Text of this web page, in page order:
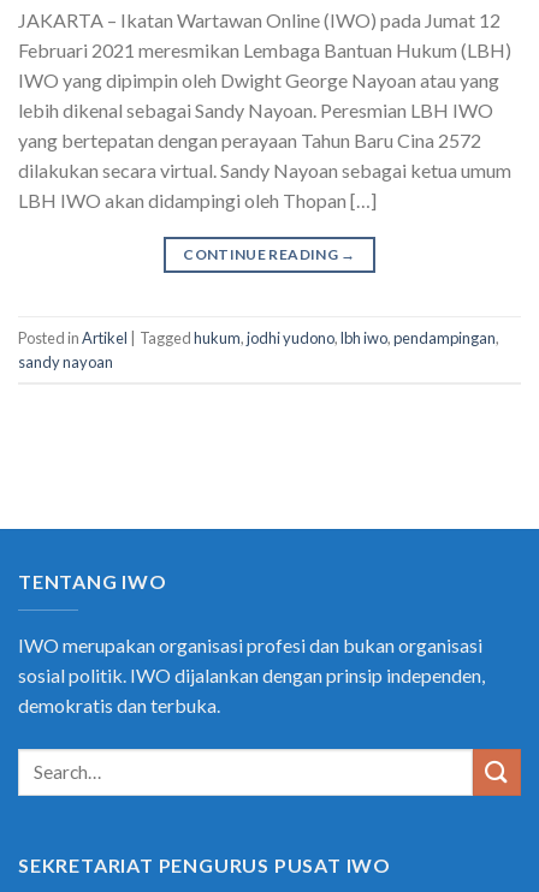
JAKARTA – Ikatan Wartawan Online (IWO) pada Jumat 12
Februari 2021 meresmikan Lembaga Bantuan Hukum (LBH)
IWO yang dipimpin oleh Dwight George Nayoan atau yang
lebih dikenal sebagai Sandy Nayoan. Peresmian LBH IWO
yang bertepatan dengan perayaan Tahun Baru Cina 2572
dilakukan secara virtual. Sandy Nayoan sebagai ketua umum
LBH IWO akan didampingi oleh Thopan […]
CONTINUE READING →
Posted inArtikel | Taggedhukum,jodhi yudono,lbh iwo,pendampingan,
sandy nayoan
TENTANG IWO
IWO merupakan organisasi profesi dan bukan organisasi
sosial politik. IWO dijalankan dengan prinsip independen,
demokratis dan terbuka.
SEKRETARIAT PENGURUS PUSAT IWO